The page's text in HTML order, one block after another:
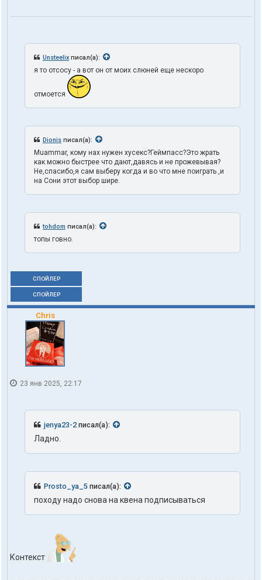
Unsteelix писал(а):
я то отсосу - а вот он от моих слюней еще нескоро
отмоется
Dionis писал(а):
Muammar, кому нах нужен хусекс?Геймпасс?Это жрать
как можно быстрее что дают,давясь и не прожевывая?
Не,спасибо,я сам выберу когда и во что мне поиграть ,и
на Сони этот выбор шире.
tohdom писал(а):
топы говно.
СПОЙЛЕР
СПОЙЛЕР
Chris
23 янв 2025, 22:17
jenya23-2 писал(а):
Ладно.
Prosto_ya_5 писал(а):
походу надо снова на квена подписываться
Контекст